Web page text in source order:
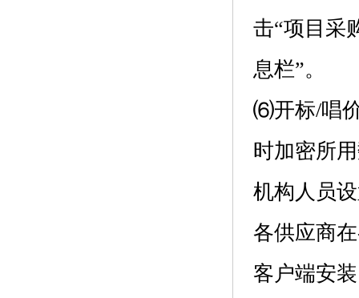
击“项目采
息栏”。
⑹开标/唱
时加密所
机构人员
各供应商
客户端安